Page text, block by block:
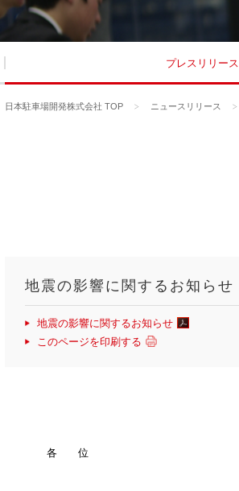
プレスリリース
日本駐車場開発株式会社 TOP ニュースリリース
地震の影響に関するお知らせ
地震の影響に関するお知らせ
このページを印刷する
各 位